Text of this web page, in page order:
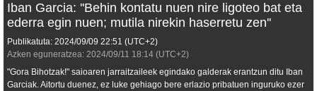
Iban Garcia: ''Behin kontatu nuen nire ligoteo bat eta
ederra egin nuen; mutila nirekin haserretu zen''
Publikatuta: 2024/09/09 22:51 (UTC+2)
Azken eguneratzea: 2024/09/11 18:14 (UTC+2)
"Gora Bihotzak!" saioaren jarraitzaileek egindako galderak erantzun ditu Iban
Garciak. Aitortu duenez, ez luke gehiago bere erlazio pribatuen inguruko ezer